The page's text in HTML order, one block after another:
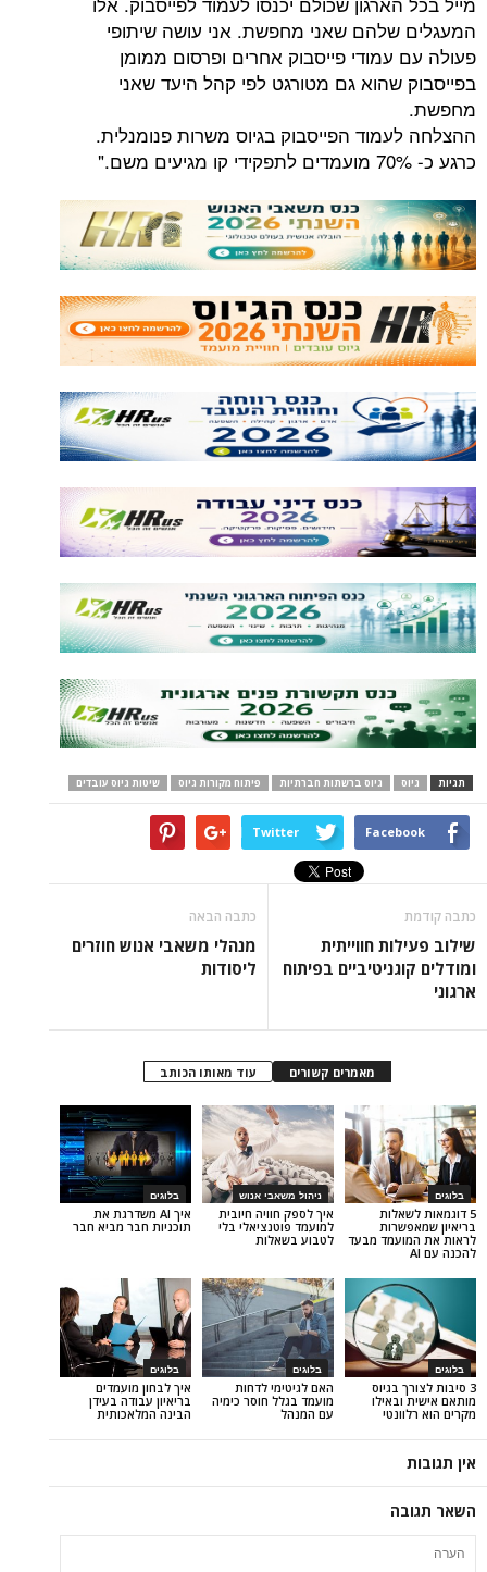
שאני מחפשת. אני עושה שיתופי
פייסבוק אחרים ופרסום ממומן
גם מטורגט לפי קהל היעד שאני
הפייסבוק בגיוס משרות פנומנלית.
גיוס ברשתות חברתיות פיתוח מקורות גיוס שיטות גיוס עובדים
Twitter
חווייתית
בפיתוח
מנהלי משאבי אנוש חוזרים
ליסודות
עוד מאותו הכותב
בלוגים
איך AI משדרגת את
תוכניות חבר מביא חבר
ניהול משאבי אנוש
איך לספק חוויה חיובית
למועמד פוטנציאלי בלי
לטבוע בשאלות
מבעד
בלוגים
איך לבחון מועמדים
בריאיון עבודה בעידן
הבינה המלאכותית
בלוגים
האם לגיטימי לדחות
מועמד בגלל חוסר כימיה
עם המנהל